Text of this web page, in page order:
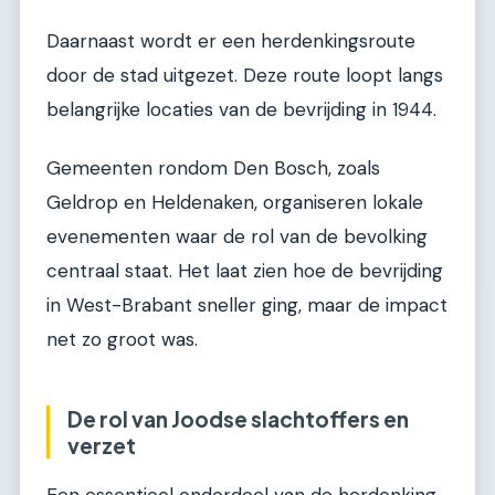
Daarnaast wordt er een herdenkingsroute
door de stad uitgezet. Deze route loopt langs
belangrijke locaties van de bevrijding in 1944.
Gemeenten rondom Den Bosch, zoals
Geldrop en Heldenaken, organiseren lokale
evenementen waar de rol van de bevolking
centraal staat. Het laat zien hoe de bevrijding
in West-Brabant sneller ging, maar de impact
net zo groot was.
De rol van Joodse slachtoffers en
verzet